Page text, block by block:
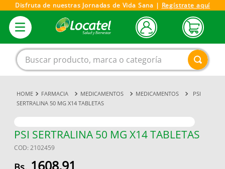
Disfruta de nuestras Jornadas de Vida Sana | Regístrate aquí
Buscar producto, marca o categoría
FARMACIA MEDICAMENTOS MEDICAMENTOS
PSI
SERTRALINA 50 MG X14 TABLETAS
PSI SERTRALINA 50 MG X14 TABLETAS
COD: 2102459
1608,91
1.
magnesio
3.
tensiometro
4.
vitamina c
5.
vitamina